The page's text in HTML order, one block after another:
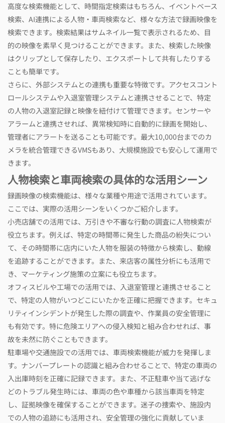
高度な検索機能として、時間指定検索はもちろん、イベントベース
検索、AI連携による人物・車両検索など、様々な方法で録画映像を
検索できます。検索結果はサムネイル一覧で表示されるため、目
的の映像を素早く見つけることができます。また、検索した映像
はクリップとして保存したり、エクスポートして共有したりする
ことも簡単です。
さらに、外部システムとの連携も重要な特徴です。アクセスコント
ロールシステムや入退室管理システムと連携させることで、特定
の人物の入退室記録と映像を紐付けて管理できます。センサーや
アラームと連携させれば、異常検知時に自動的に録画を開始し、
管理者にアラートを送ることも可能です。最大10,000台までのカ
メラを統合管理できるVMSもあり、大規模施設でも安心して運用で
きます。
人物検索と車両検索の具体的な活用シーン
録画映像の検索機能は、様々な業種や用途で活用されています。
ここでは、実際の活用シーンをいくつかご紹介します。
小売店舗での活用では、万引きや不審な行動の調査に人物検索が
役立ちます。例えば、特定の時間帯に発生した商品の紛失につい
て、その時間帯に店内にいた人物を服装の特徴から検索し、動線
を追跡することができます。また、来店客の属性分析にも活用で
き、マーケティング施策の立案にも役立ちます。
オフィスビルや工場での活用では、入退室管理と連携させること
で、特定の人物がいつどこにいたかを正確に把握できます。セキュ
リティインシデントが発生した際の調査や、作業員の安全管理に
も有効です。特に危険エリアへの侵入検知と組み合わせれば、事
故を未然に防ぐこともできます。
駐車場や交通施設での活用では、車両検索機能が威力を発揮しま
す。ナンバープレートの認識と組み合わせることで、特定の車両の
入出庫時刻を正確に記録できます。また、不正駐車や当て逃げな
どのトラブル発生時には、車両の色や車種から該当車両を特定
し、証拠映像を確保することができます。迷子の捜索や、施設内
での人物の追跡にも活用され、安全管理の強化に貢献していま